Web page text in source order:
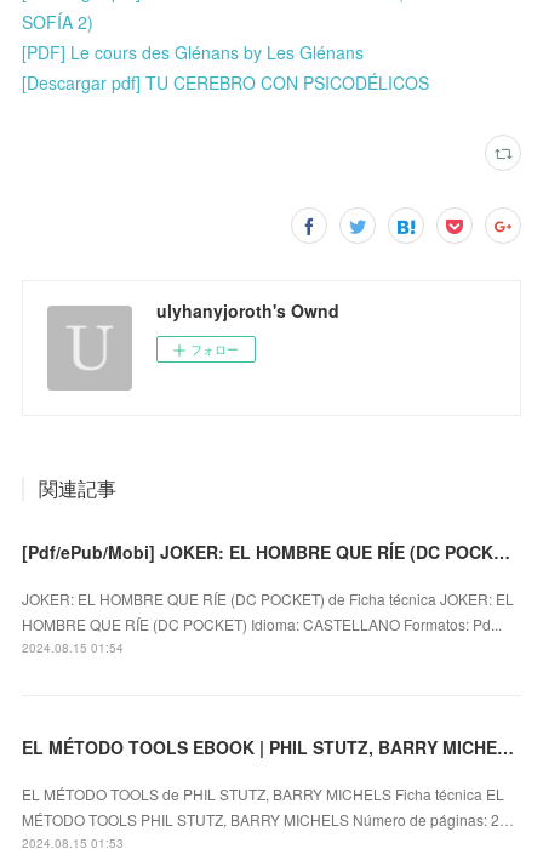
SOFÍA 2)
[PDF] Le cours des Glénans by Les Glénans
[Descargar pdf] TU CEREBRO CON PSICODÉLICOS
ulyhanyjoroth's Ownd
フォロー
関連記事
[Pdf/ePub/Mobi] JOKER: EL HOMBRE QUE RÍE (DC POCKET) - descargar ebook gratis
JOKER: EL HOMBRE QUE RÍE (DC POCKET) de Ficha técnica JOKER: EL
HOMBRE QUE RÍE (DC POCKET) Idioma: CASTELLANO Formatos: Pd...
2024.08.15 01:54
EL MÉTODO TOOLS EBOOK | PHIL STUTZ, BARRY MICHELS | Descargar libro PDF EPUB
EL MÉTODO TOOLS de PHIL STUTZ, BARRY MICHELS Ficha técnica EL
MÉTODO TOOLS PHIL STUTZ, BARRY MICHELS Número de páginas: 2…
2024.08.15 01:53